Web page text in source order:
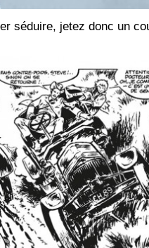
séduire, jetez donc un